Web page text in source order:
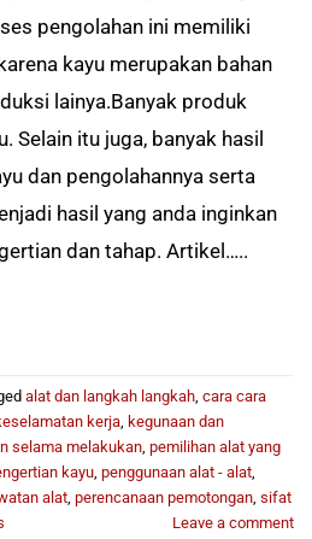
pengolahan ini memiliki
kayu merupakan bahan
lainya.Banyak produk
Selain itu juga, banyak hasil
dan pengolahannya serta
hasil yang anda inginkan
dan tahap. Artikel…..
alat dan langkah langkah, cara cara
kerja, kegunaan dan
selama melakukan, pemilihan alat yang
kayu, penggunaan alat - alat,
alat, perencanaan pemotongan, sifat
Leave a comment